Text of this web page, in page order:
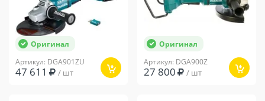
Оригинал
Артикул: DGA901ZU
47 611 / шт
Оригинал
Артикул: DGA900Z
27 800 / шт